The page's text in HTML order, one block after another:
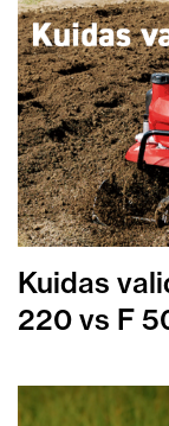
Kuidas
220 vs F